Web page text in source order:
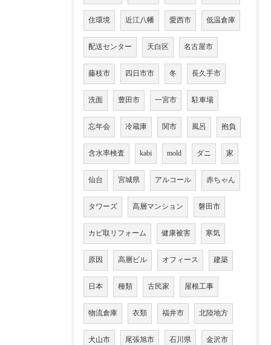
住環境 近江八幡 愛西市 低温倉庫
配送センター 天白区 名古屋市
藤枝市 四日市市 冬 長久手市
洗面 豊田市 一宮市 駐車場
忘年会 冷蔵庫 関市 風呂 抱負
含水率検査 kabi mold ダニ 家
仙台 宮城県 アルコール 赤ちゃん
タワーズ 高層マンション 磐田市
カビ取リフォーム 健康被害 寒気
原因 高層ビル オフィース 建築
日本 種類 古民家 屋根工事
物流倉庫 衣類 福井市 北陸地方
犬山市 尾張旭市 石川県 金沢市